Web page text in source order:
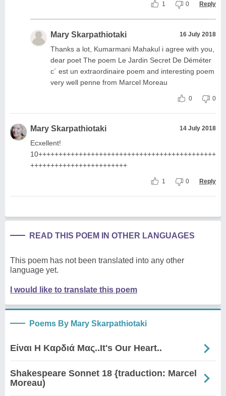
1 0 Reply
Mary Skarpathiotaki 16 July 2018
Thanks a lot, Kumarmani Mahakul i agree with you,
dear poet The poem Le Jardin Secret De Déméter
c΄ est un extraordinaire poem and interesting poem
very well penne from Marcel Moreau
0 0
Mary Skarpathiotaki 14 July 2018
Ecxellent!
10++++++++++++++++++++++++++++++++++++++++++++
++++++++++++++++++++++++
1 0 Reply
READ THIS POEM IN OTHER LANGUAGES
This poem has not been translated into any other
language yet.
I would like to translate this poem
Poems By Mary Skarpathiotaki
Είναι Η Καρδιά Μας..It's Our Heart..
Shakespeare Sonnet 18 {traduction: Marcel
Moreau)